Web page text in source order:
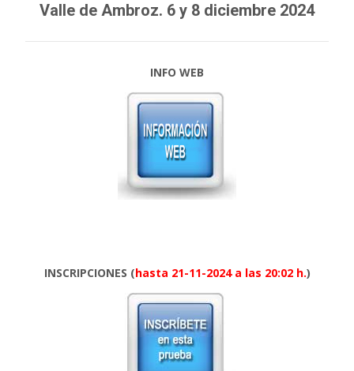
Valle de Ambroz. 6 y 8 diciembre 2024
INFO WEB
INSCRIPCIONES (hasta 21-11-2024 a las 20:02 h.)